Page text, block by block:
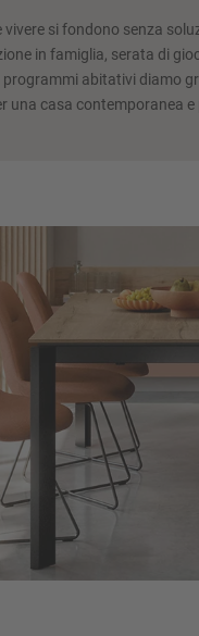
vivere si fondono senza
in famiglia, serata di
abitativi diamo
una casa contemporanea